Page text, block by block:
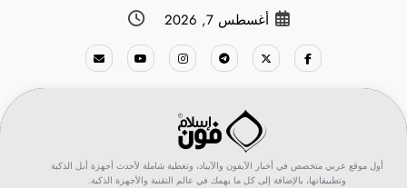
أغسطس 7, 2026
أول موقع عربي متخصص في أخبار الآيفون والآيباد، وتغطية شاملة لأحدث أجهزة أبل الذكية
وتطبيقاتها، بالإضافة إلى كل ما يهمك في عالم التقنية والأجهزة الذكية.